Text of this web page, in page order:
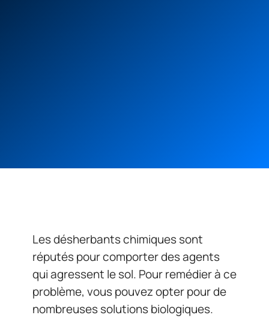
Les désherbants chimiques sont
réputés pour comporter des agents
qui agressent le sol. Pour remédier à ce
problème, vous pouvez opter pour de
nombreuses solutions biologiques.